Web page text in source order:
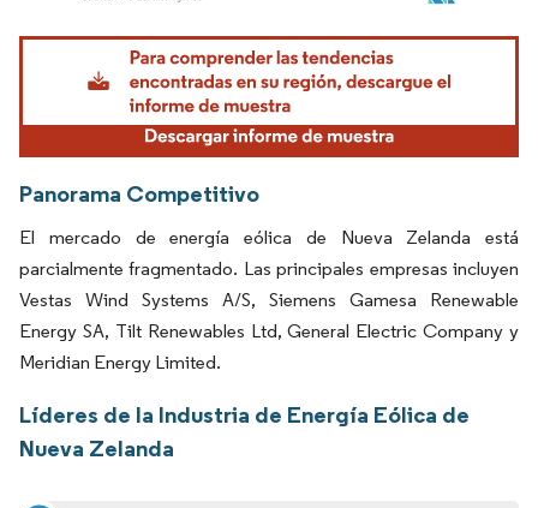
Imagen © Mordor Intelligence. El uso requiere atribución según CC BY 4.0.
Panorama Competitivo
El mercado de energía eólica de Nueva Zelanda está
parcialmente fragmentado. Las principales empresas incluyen
Vestas Wind Systems A/S, Siemens Gamesa Renewable
Energy SA, Tilt Renewables Ltd, General Electric Company y
Meridian Energy Limited.
Líderes de la Industria de Energía Eólica de
Nueva Zelanda